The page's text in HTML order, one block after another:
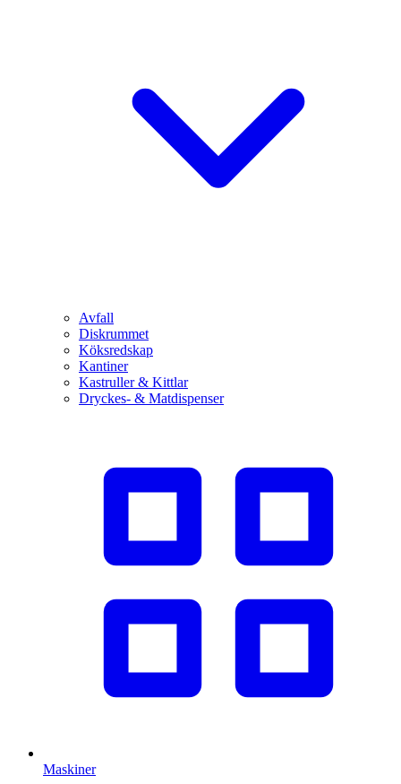
Avfall
Diskrummet
Köksredskap
Kantiner
Kastruller & Kittlar
Dryckes- & Matdispenser
Maskiner